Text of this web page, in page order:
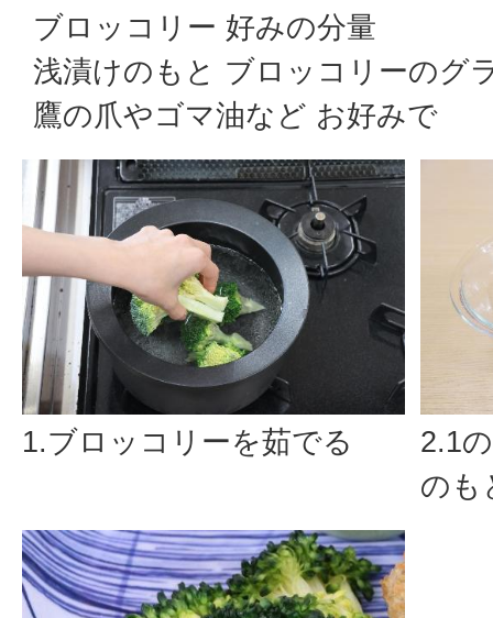
ブロッコリー 好みの分量
浅漬けのもと ブロッコリーのグ
鷹の爪やゴマ油など お好みで
1.ブロッコリーを茹でる
2.1
のも